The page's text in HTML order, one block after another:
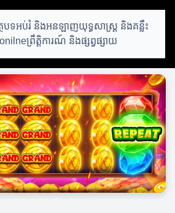
ថបទអប់រំ និងអនឡាញយុទ្ធសាស្ត្រ និងគន្លឹះ
onilneព្រឹត្តិការណ៍ និងផ្សព្វផ្សាយ